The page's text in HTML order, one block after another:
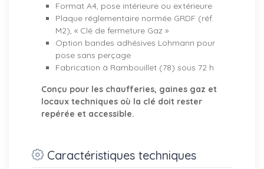
Format A4, pose intérieure ou extérieure
Plaque réglementaire normée GRDF (réf.
M2), « Clé de fermeture Gaz »
Option bandes adhésives Lohmann pour
pose sans perçage
Fabrication à Rambouillet (78) sous 72 h
Conçu pour les chaufferies, gaines gaz et
locaux techniques où la clé doit rester
repérée et accessible.
Caractéristiques techniques